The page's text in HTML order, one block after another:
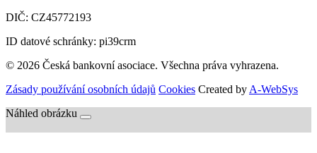
DIČ: CZ45772193
ID datové schránky: pi39crm
© 2026 Česká bankovní asociace. Všechna práva vyhrazena.
Zásady používání osobních údajů Cookies Created by A-WebSys
Náhled obrázku